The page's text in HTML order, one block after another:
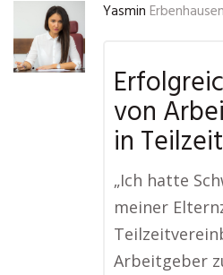
Yasmin
von
in Teilzeit
„Ich hatte
meiner
Arbeitgeber